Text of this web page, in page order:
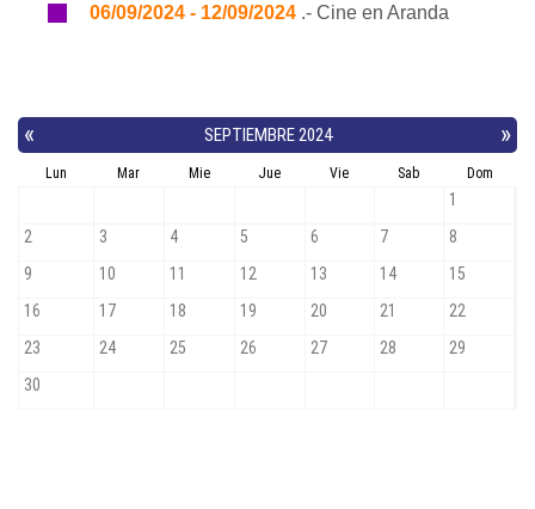
06/09/2024 - 12/09/2024 .- Cine en Aranda